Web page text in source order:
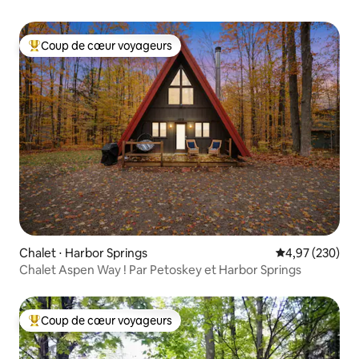
Coups de cœur voyageurs les plus appréciés
Coup de cœur voyageurs
Chalet ⋅ Harbor Springs Évaluation
4,97 (230)
Chalet Aspen Way ! Par Petoskey et Harbor Springs
Coups de cœur voyageurs les plus appréciés
Coup de cœur voyageurs